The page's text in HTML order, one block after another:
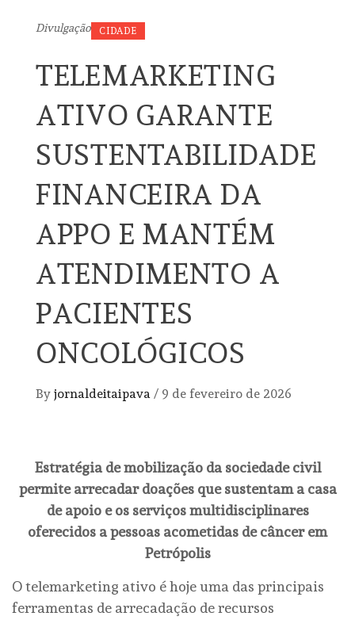
Divulgação CIDADE
TELEMARKETING
ATIVO GARANTE
SUSTENTABILIDADE
FINANCEIRA DA
APPO E MANTÉM
ATENDIMENTO A
PACIENTES
ONCOLÓGICOS
By jornaldeitaipava / 9 de fevereiro de 2026
Estratégia de mobilização da sociedade civil
permite arrecadar doações que sustentam a casa
de apoio e os serviços multidisciplinares
oferecidos a pessoas acometidas de câncer em
Petrópolis
O telemarketing ativo é hoje uma das principais
ferramentas de arrecadação de recursos